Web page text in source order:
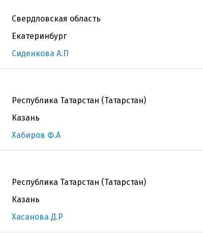
Свердловская область
Екатеринбург
Сиденкова А.П
Республика Татарстан (Татарстан)
Казань
Хабиров Ф.А
Республика Татарстан (Татарстан)
Казань
Хасанова Д.Р